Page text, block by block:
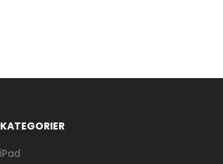
KATEGORIER
iPad